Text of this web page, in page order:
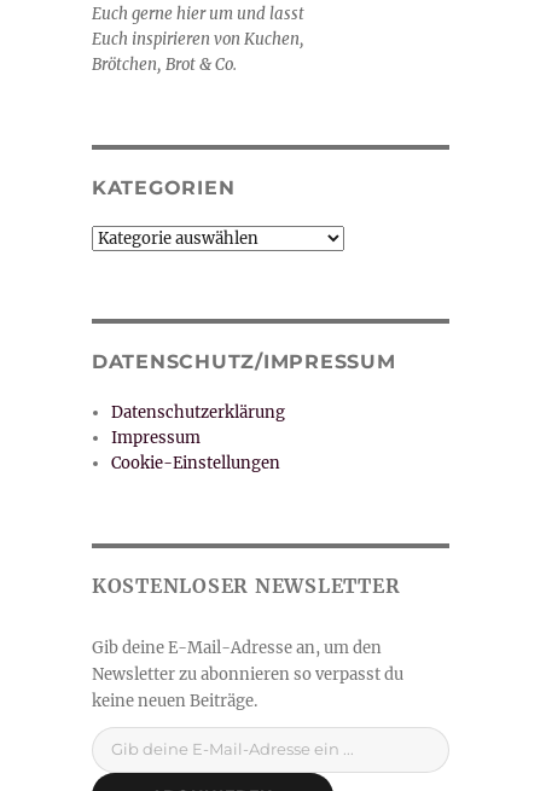
Euch gerne hier um und lasst
Euch inspirieren von Kuchen,
Brötchen, Brot & Co.
KATEGORIEN
Kategorien
DATENSCHUTZ/IMPRESSUM
Datenschutzerklärung
Impressum
Cookie-Einstellungen
Gib deine E-Mail-Adresse ein ...